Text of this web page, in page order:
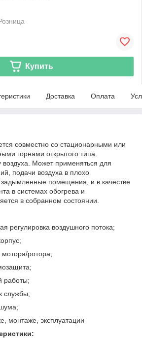
Купить
Доставка Оплата
совместно со стационарными или
горнами открытого типа.
воздуха. Может применяться для
подачи воздуха в плохо
помещения, и в качестве
в системах обогрева и
в собранном состоянии.
регулировка воздушного потока;
ротора;
работы;
службы;
монтаже, эксплуатации